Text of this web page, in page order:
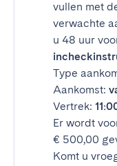
vullen met
verwachte
u 48 uur
Type
Aankomst:
Vertrek:
Er wordt
€ 500,00
Komt u